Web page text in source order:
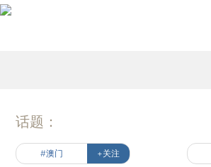
话题：
#澳门 +关注